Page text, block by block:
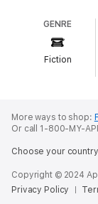
GENRE
Fiction
More ways to shop:
Or call 1-800-MY-
Choose your
Copyright © 2024
Privacy Policy